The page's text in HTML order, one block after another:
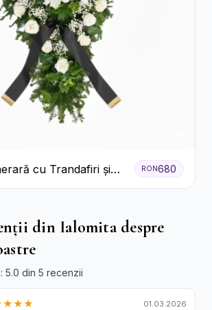
cu Trandafiri și
RON680
din Ialomita despre
5.0 din 5 recenzii
01.03.2026